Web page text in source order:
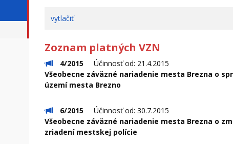
vytlačiť
Zoznam platných VZN
4/2015 Účinnosť od: 21.4.2015
Všeobecne záväzné nariadenie mesta Brezna o
území mesta Brezno
6/2015 Účinnosť od: 30.7.2015
Všeobecne záväzné nariadenie mesta Brezna o
zriadení mestskej polície